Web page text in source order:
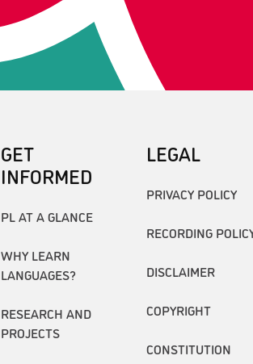
GET
INFORMED
PL AT A GLANCE
WHY LEARN
LANGUAGES?
RESEARCH AND
PROJECTS
LEGAL
PRIVACY POLICY
RECORDING
DISCLAIMER
COPYRIGHT
CONSTITUTION